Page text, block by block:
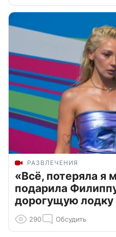
РАЗВЛЕЧЕНИЯ
«Всё, потеряла я
подарила
дорогущую лодку
290 Обсудить